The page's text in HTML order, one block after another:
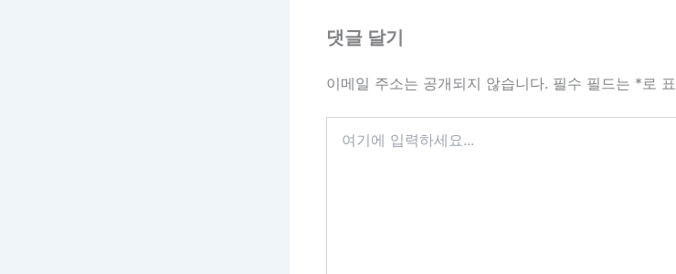
댓글 달기
이메일 주소는 공개되지 않습니다. 필수 필드는 *로